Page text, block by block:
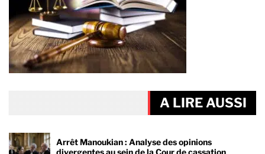
A LIRE AUSSI
Arrêt Manoukian : Analyse des opinions
divergentes au sein de la Cour de cassation